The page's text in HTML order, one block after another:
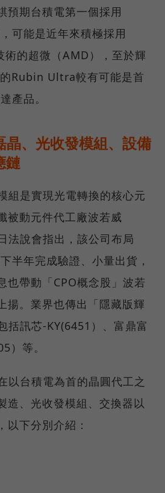
預期台積電第一個採用
可能是近年來積極採用
術的超微（AMD），至於輝
Rubin Ultra較有可能是首
產品。
晶、光收發模組、設備
鏈
組是實現光電轉換的核心元
被動元件代工廠波若威
法說會指出，該公司布局
半年完成驗證、小量出貨，
也帶動「CPO概念股」波若
揚。業界也傳出「隱藏版輝
括訊芯-KY(6451）、富鼎富
）等。
以台積電為首的晶圓代工之
造、光收發模組、交換器以
以下分別介紹：